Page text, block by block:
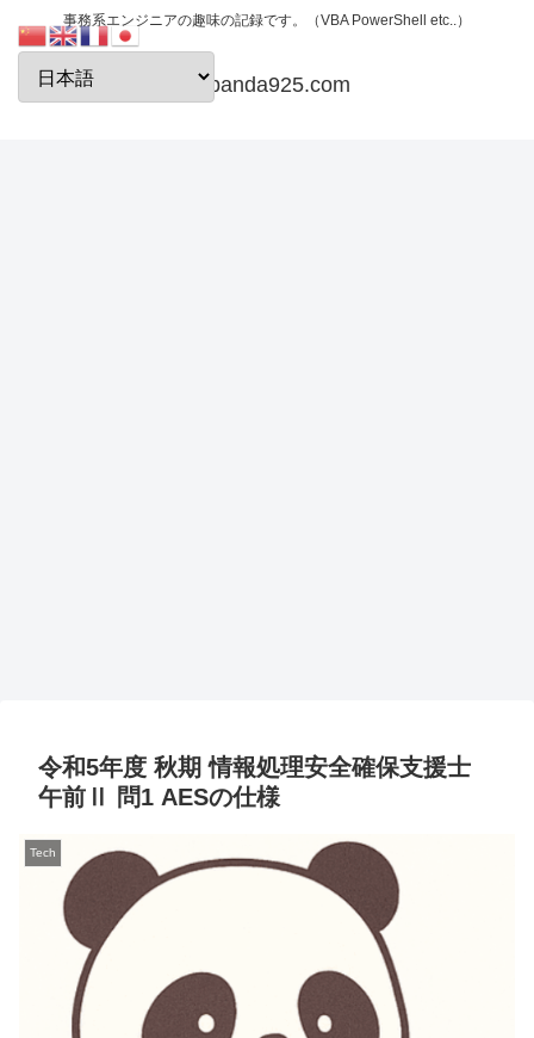
事務系エンジニアの趣味の記録です。（VBA PowerShell etc..）
papanda925.com
令和5年度 秋期 情報処理安全確保支援士
午前Ⅱ 問1 AESの仕様
Tech